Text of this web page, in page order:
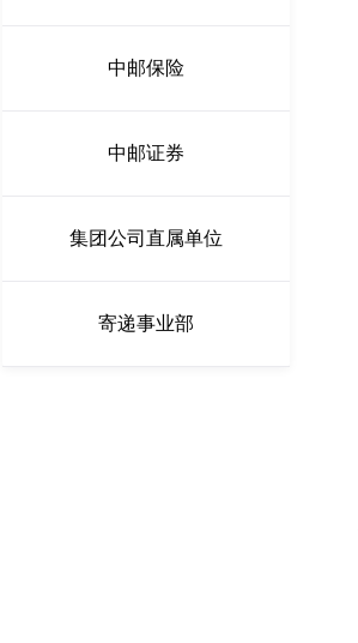
中邮保险
中邮证券
集团公司直属单位
寄递事业部